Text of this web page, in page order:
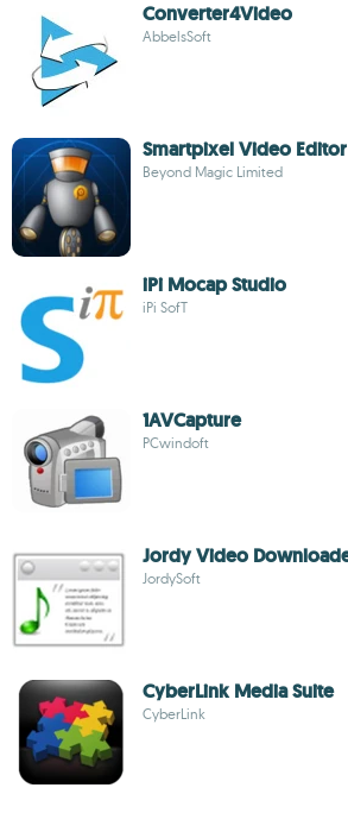
Converter4Video
AbbelsSoft
Smartpixel Video Editor
Beyond Magic Limited
iPi Mocap Studio
iPi SofT
1AVCapture
PCwindoft
Jordy Video
JordySoft
CyberLink Media Suite
CyberLink